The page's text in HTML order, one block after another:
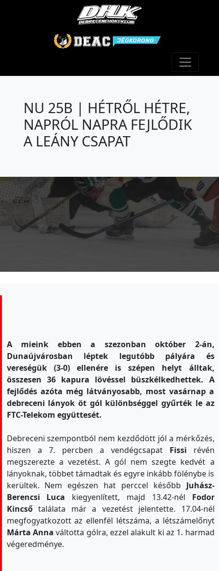
Toggle
NU 25B | HÉTRŐL HÉTRE,
NAPRÓL NAPRA FEJLŐDIK
A LEÁNY CSAPAT
A mieink ebben a szezonban október 2-án,
Dunaújvárosban léptek legutóbb pályára és
vereségük (3-0) ellenére is szépen helyt álltak,
összesen 36 kapura lövéssel büszkélkedhettek. A
fejlődés azóta még látványosabb, most vasárnap a
debreceni lányok öt gól különbséggel gyűrték le az
FTC-Telekom együttesét.
Debreceni szempontból nem kezdődött jól a mérkőzés,
hiszen a 7. percben a vendégcsapat Fissi révén
megszerezte a vezetést. A gól nem szegte kedvét a
lányoknak, többet támadtak és egyre inkább fölénybe is
kerültek. Nem egészen hat perccel később Juhász-
Berencsi Luca kiegyenlített, majd 13.42-nél Fodor
Kincsőtalálata már a vezetést jelentette. 17.04-nél
megfogyatkozott az ellenfél létszáma, a létszámelőnyt
Márta Anna váltotta gólra, ezzel alakult ki az 1. harmad
végeredménye.